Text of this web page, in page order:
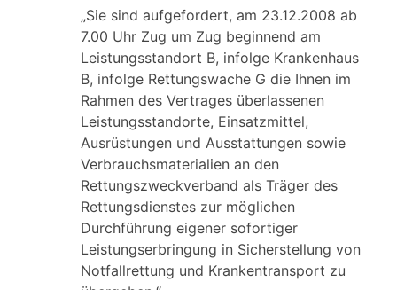
„Sie sind aufgefordert, am 23.12.2008 ab
7.00 Uhr Zug um Zug beginnend am
Leistungsstandort B, infolge Krankenhaus
B, infolge Rettungswache G die Ihnen im
Rahmen des Vertrages überlassenen
Leistungsstandorte, Einsatzmittel,
Ausrüstungen und Ausstattungen sowie
Verbrauchsmaterialien an den
Rettungszweckverband als Träger des
Rettungsdienstes zur möglichen
Durchführung eigener sofortiger
Leistungserbringung in Sicherstellung von
Notfallrettung und Krankentransport zu